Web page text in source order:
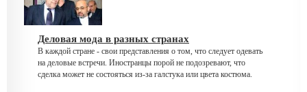
Деловая мода в разных странах
В каждой стране - свои представления о том, что следует одевать
на деловые встречи. Иностранцы порой не подозревают, что
сделка может не состояться из-за галстука или цвета костюма.